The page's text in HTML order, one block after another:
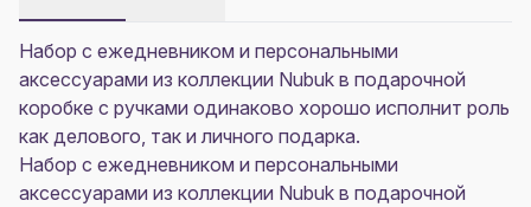
Набор с ежедневником и персональными
аксессуарами из коллекции Nubuk в подарочной
коробке с ручками одинаково хорошо исполнит роль
как делового, так и личного подарка.
Набор с ежедневником и персональными
аксессуарами из коллекции Nubuk в подарочной